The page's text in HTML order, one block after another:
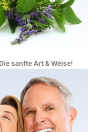
Die sanfte Art & Weise!